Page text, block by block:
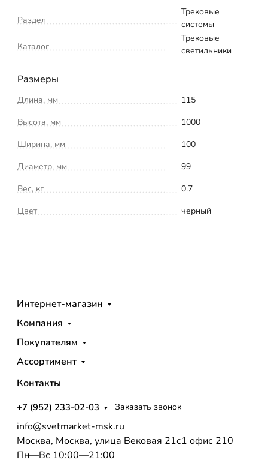
Раздел
Трековые
системы
Каталог
Трековые
светильники
Размеры
Длина, мм
115
Высота, мм
1000
Ширина, мм
100
Диаметр, мм
99
Вес, кг
0.7
Цвет
черный
Интернет-магазин
Компания
Покупателям
Ассортимент
Контакты
+7 (952) 233-02-03 Заказать звонок
info@svetmarket-msk.ru
Москва, Москва, улица Вековая 21с1 офис 210
Пн—Вс 10:00—21:00